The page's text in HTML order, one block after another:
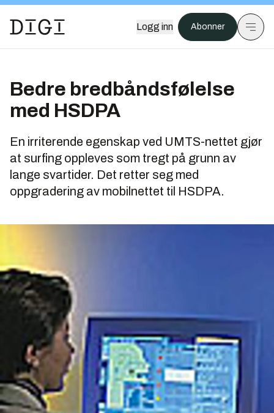
Logg inn Abonner
Bedre bredbåndsfølelse
med HSDPA
En irriterende egenskap ved UMTS-nettet gjør
at surfing oppleves som tregt på grunn av
lange svartider. Det retter seg med
oppgradering av mobilnettet til HSDPA.